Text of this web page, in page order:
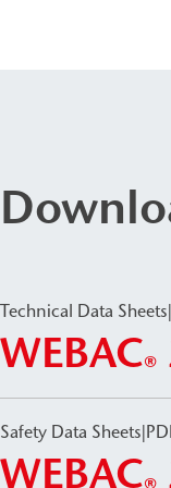
Technical Data Sheets|
WEBAC®
Safety Data Sheets|
WEBAC